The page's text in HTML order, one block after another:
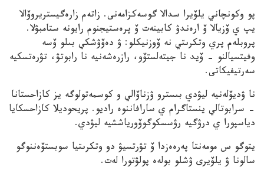
پو وكونچاني يلۆيرا سدالا گوسەكزامەنى. زاتەم زارەگيستريروۆالا
يپ ي ۆزيالا ۆ ارەندۋ كابينەت ۆ پرەستيجنوم رايونە ستامبۋلا.
پروبلەم پري وتكرىتي نە ۆوزنيكلو: ۋ دەۆۋشكي بىلو ۆسە
وفيتسيالنو – ۆيد نا جيتەلستۆو، رازرەشەنيە نا رابوتۋ، تۋرەتسكيە
سەرتيفيكاتى.
نا ۋديۆلەنيە ليۋدي بىسترو ۋزناۆالي و كوسمەتولوگە يز كازاحستانا
– سرابوتالي ينستاگرام ي سارافاننوە راديو. پريحوديلا كازاحسكايا
دياسپورا ي درۋگيە رۋسسكوگوۆورياششيە ليۋدي.
يتوگو س مومەنتا پەرەەزدا ۆ تۋرتسيۋ دو وتكرىتيا سوبستۆەننوگو
سالونا ۋ يلۆيرى ۋشلو بولەە پولۋتورا لەت.